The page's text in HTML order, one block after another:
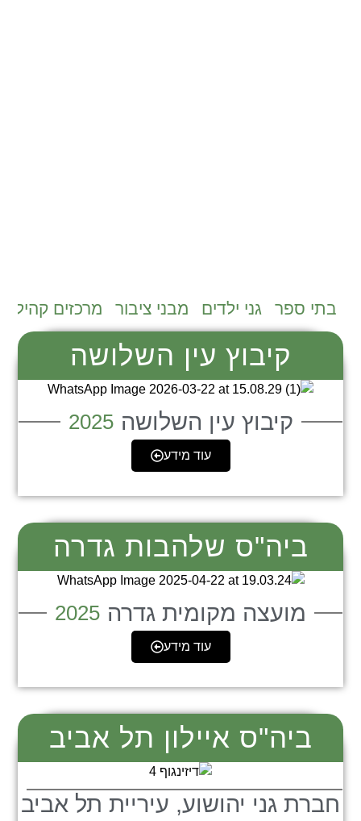
בתי ספר גני ילדים מבני ציבור מרכזים
קיבוץ עין השלושה
קיבוץ עין השלושה 2025
עוד מידע
ביה"ס שלהבות גדרה
מועצה מקומית גדרה 2025
עוד מידע
ביה"ס איילון תל אביב
חברת גני יהושוע, עיריית תל אביב